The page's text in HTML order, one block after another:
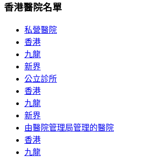
香港醫院名單
私營醫院
香港
九龍
新界
公立診所
香港
九龍
新界
由醫院管理局管理的醫院
香港
九龍